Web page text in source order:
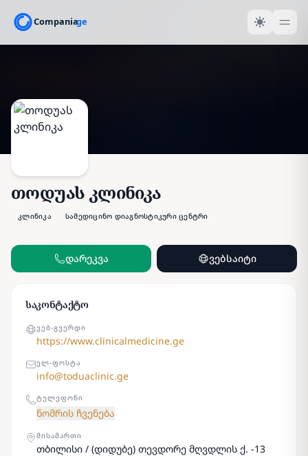
თოდუას კლინიკა
კლინიკა სამედიცინო დიაგნოსტიკური ცენტრი
დარეკვა ვებსაიტი
საკონტაქტო
ᲕᲔᲑ-ᲒᲕᲔᲠᲓᲘ
https://www.clinicalmedicine.ge
ᲔᲚ-ᲤᲝᲡᲢᲐ
info@toduaclinic.ge
ᲢᲔᲚᲔᲤᲝᲜᲘ
ნომრის ჩვენება
ᲛᲘᲡᲐᲛᲐᲠᲗᲘ
თბილისი / (დიდუბე) თევდორე მღვდლის ქ. -13